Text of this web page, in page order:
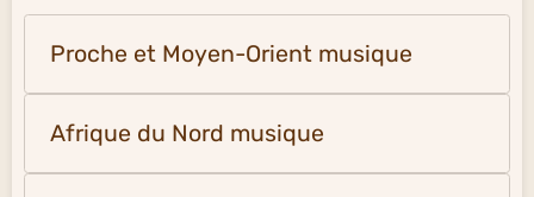
Proche et Moyen-Orient musique
Afrique du Nord musique